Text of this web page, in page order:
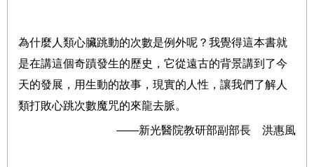
為什麼人類心臟跳動的次數是例外呢？我覺得這本書就
是在講這個奇蹟發生的歷史，它從遠古的背景講到了今
天的發展，用生動的故事，現實的人性，讓我們了解人
類打敗心跳次數魔咒的來龍去脈。
——新光醫院教研部副部長 洪惠風